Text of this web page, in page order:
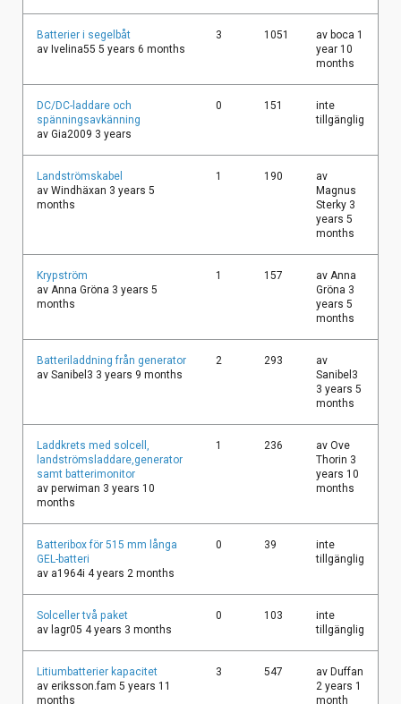
Vanligt
ämne
Batterier i segelbåt
av Ivelina55 5 years 6 months
3 1051 av boca 1
year 10
months
Vanligt
ämne
DC/DC-laddare och
spänningsavkänning
av Gia2009 3 years
0 151
inte
tillgänglig
Vanligt
ämne
Landströmskabel
av Windhäxan 3 years 5
months
1 190
av
Magnus
Sterky 3
years 5
months
Vanligt
ämne
Krypström
av Anna Gröna 3 years 5
months
1 157 av Anna
Gröna 3
years 5
months
Vanligt
ämne
Batteriladdning från generator
av Sanibel3 3 years 9 months
2 293
av
Sanibel3
3 years 5
months
Vanligt
ämne
Laddkrets med solcell,
landströmsladdare,generator
samt batterimonitor
av perwiman 3 years 10
months
1 236 av Ove
Thorin 3
years 10
months
Vanligt
ämne
Batteribox för 515 mm långa
GEL-batteri
av a1964i 4 years 2 months
0 39
inte
tillgänglig
Vanligt
ämne
Solceller två paket
av lagr05 4 years 3 months
0 103
inte
tillgänglig
Vanligt
ämne
Litiumbatterier kapacitet
av eriksson.fam 5 years 11
months
3 547 av Duffan
2 years 1
month